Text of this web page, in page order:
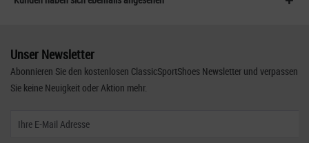
Unser Newsletter
Abonnieren Sie den kostenlosen ClassicSportShoes Newsletter und verpassen
Sie keine Neuigkeit oder Aktion mehr.